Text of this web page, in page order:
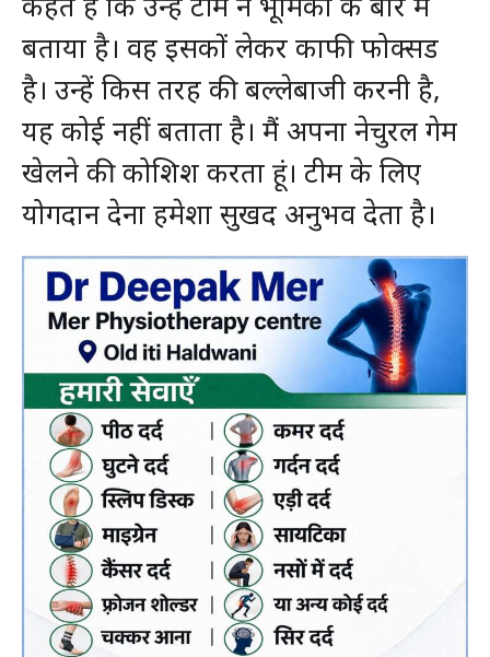
बताया है। वह इसकों लेकर काफी फोक्सड
है। उन्हें किस तरह की बल्लेबाजी करनी है,
यह कोई नहीं बताता है। मैं अपना नेचुरल गेम
खेलने की कोशिश करता हूं। टीम के लिए
योगदान देना हमेशा सुखद अनुभव देता है।